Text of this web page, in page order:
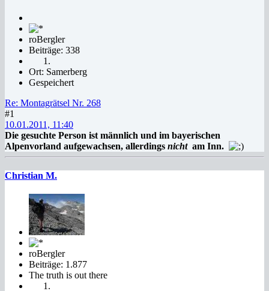
roBergler
Beiträge: 338
Ort: Samerberg
Gespeichert
Re: Montagrätsel Nr. 268
#1
10.01.2011, 11:40
Die gesuchte Person ist männlich und im bayerischen
Alpenvorland aufgewachsen, allerdings nichtam Inn.
Christian M.
roBergler
Beiträge: 1.877
The truth is out there